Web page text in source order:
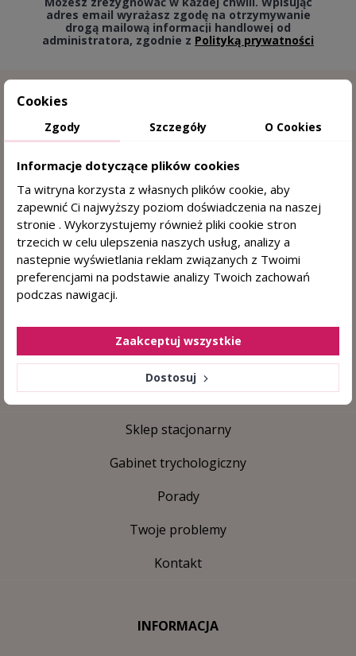
adres email wyrażasz zgodę na otrzymywanie
drogą mailową informacji handlowej od
administratora, zgodnie z Polityką prywatności
15 lat doświadczenia w trychologii
Sprawdzone przez trychologa
DERMOKOSMETYKI DO WŁOSÓW I SKÓRY
+48 884 330 722(pn. - pt. 8:00 - 15:00)
sklep@centrumzdrowegowlosa.pl
Sklep stacjonarny
Gabinet trychologiczny
Porady
Twoje problemy
Kontakt
INFORMACJA
Cookies
Zgody Szczegóły O Cookies
Informacje dotyczące plików cookies
Ta witryna korzysta z własnych plików cookie, aby
zapewnić Ci najwyższy poziom doświadczenia na naszej
stronie . Wykorzystujemy również pliki cookie stron
trzecich w celu ulepszenia naszych usług, analizy a
nastepnie wyświetlania reklam związanych z Twoimi
preferencjami na podstawie analizy Twoich zachowań
podczas nawigacji.
Dostosuj
Zaakceptuj wszystkie